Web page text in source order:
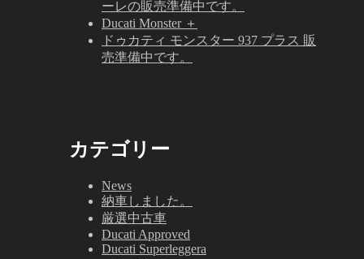
ーレの販売準備中です。
Ducati Monster ＋
ドゥカティ モンスター 937 プラス 販
売準備中です。
カテゴリー
News
納車しました。
厳選中古車
Ducati Approved
Ducati Superleggera